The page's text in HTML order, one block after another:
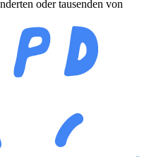
oder tausenden von